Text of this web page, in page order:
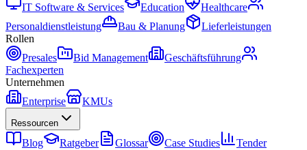
IT Software & Services
Education
Healthcare
Personaldienstleistung
Bau & Planung
Lieferleistungen
Rollen
Presales
Bid Management
Geschäftsführung
Fachexperten
Unternehmen
Enterprise
KMUs
Ressourcen
Blog Ratgeber Glossar Case Studies
Tender